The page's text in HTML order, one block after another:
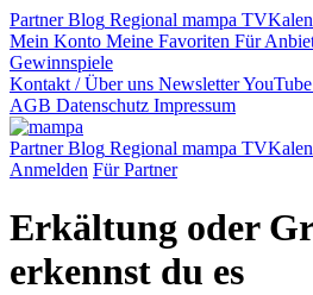
PartnerBlog Regional mampa TV
Mein Konto Meine Favoriten Für
Gewinnspiele
Kontakt / Über uns NewsletterYouTube
AGB Datenschutz Impressum
PartnerBlog Regional mampa TV
Anmelden Für Partner
Erkältung oder
erkennst du es